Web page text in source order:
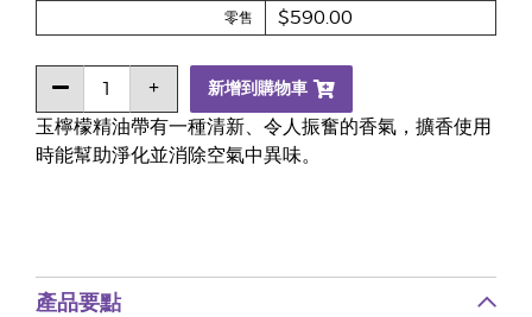
玉檸檬精油帶有一種清新、令人振奮的香氣，擴香使用
時能幫助淨化並消除空氣中異味。
零售 $590.00
新增到購物車
產品要點